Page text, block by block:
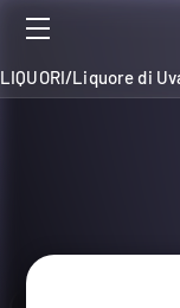
LIQUORI/Liquore di